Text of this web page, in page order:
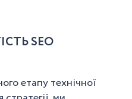
SEO
етапу технічної